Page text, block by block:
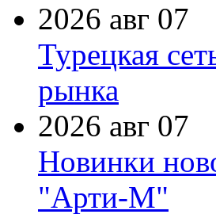
2026 авг 07
Турецкая
рынка
2026 авг 07
Новинки
"Арти-М"